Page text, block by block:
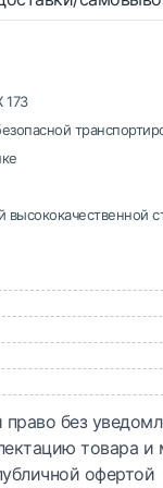
173
без
товара и
офертой